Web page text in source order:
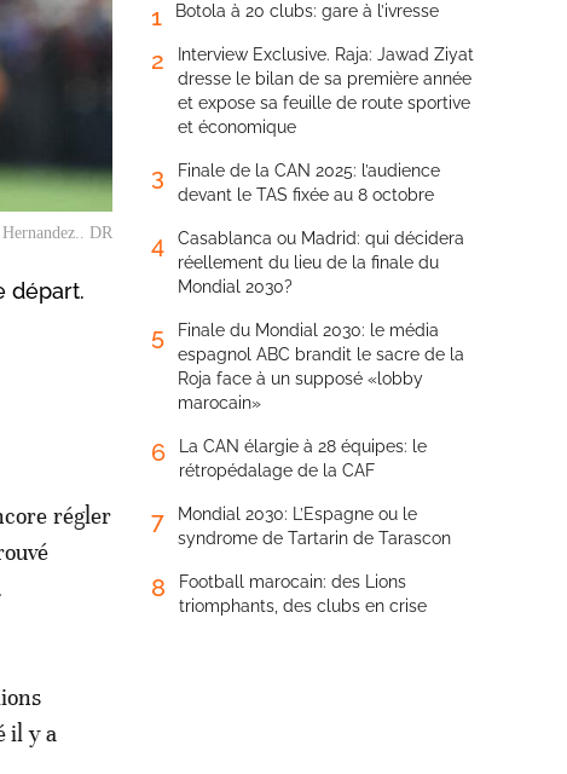
DR
départ.
régler
il y a
1 Botola à 20 clubs: gare à l’ivresse
2
Interview Exclusive. Raja: Jawad Ziyat
dresse le bilan de sa première année
et expose sa feuille de route sportive
et économique
3
Finale de la CAN 2025: l’audience
devant le TAS fixée au 8 octobre
4
Casablanca ou Madrid: qui décidera
réellement du lieu de la finale du
Mondial 2030?
5
Finale du Mondial 2030: le média
espagnol ABC brandit le sacre de la
Roja face à un supposé «lobby
marocain»
6
La CAN élargie à 28 équipes: le
rétropédalage de la CAF
7
Mondial 2030: L’Espagne ou le
syndrome de Tartarin de Tarascon
8
Football marocain: des Lions
triomphants, des clubs en crise